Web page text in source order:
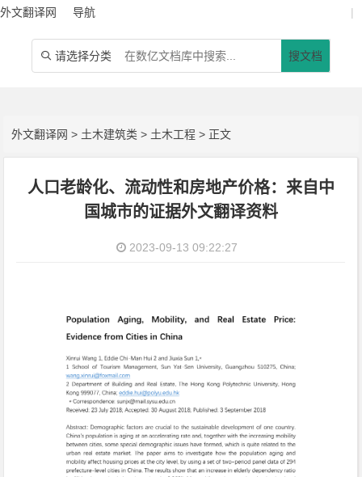
外文翻译网 导航 |
 请选择分类 搜文档
外文翻译网 > 土木建筑类 > 土木工程 > 正文
人口老龄化、流动性和房地产价格：来自中
国城市的证据外文翻译资料
2023-09-13 09:22:27